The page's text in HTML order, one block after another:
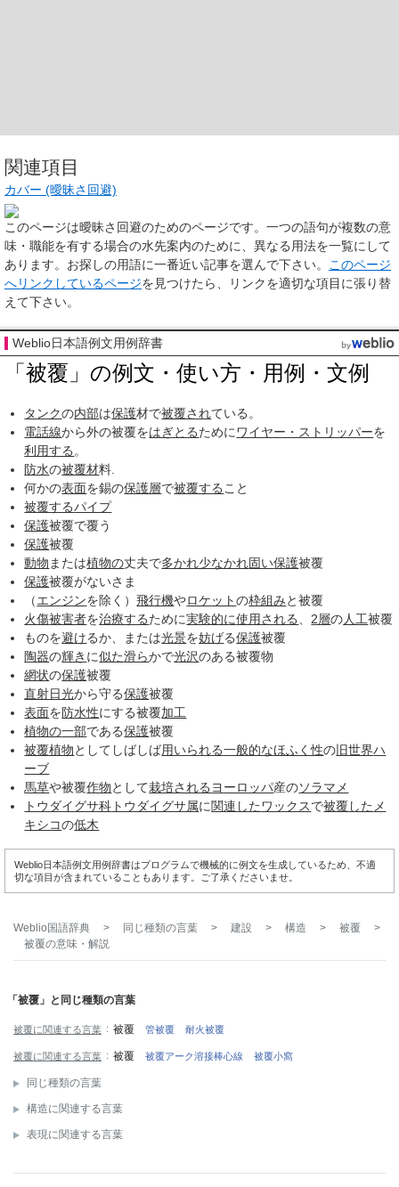
関連項目
カバー (曖昧さ回避)
このページは曖昧さ回避のためのページです。一つの語句が複数の意
味・職能を有する場合の水先案内のために、異なる用法を一覧にして
あります。お探しの用語に一番近い記事を選んで下さい。
このページ
へリンクしているページを見つけたら、リンクを適切な項目に張り替
えて下さい。
Weblio日本語例文用例辞書
「被覆」の例文・使い方・用例・文例
タンクの内部は保護材で被覆されている。
電話線から外の被覆をはぎとるために ワイヤー・ストリッパーを
利用する 。
防水の被覆材料.
何かの表面を錫の保護層で被覆する こと
被覆するパイプ
保護被覆で覆う
保護被覆
動物 または植物の丈夫で多かれ少なかれ固い保護被覆
保護被覆がないさま
（エンジンを除く）飛行機やロケットの枠組みと被覆
火傷被害者を治療するために実験的に使用される 2層の人工被覆
ものを避けるか、または光景を妨げる保護被覆
陶器の輝き に似た滑らかで光沢のある被覆物
網状の保護被覆
直射日光から守る保護被覆
表面を防水性にする被覆加工
植物の一部である保護被覆
被覆植物としてしばしば用いられる一般的なほふく性の旧世界ハ
ーブ
馬草や被覆作物として栽培される ヨーロッパ産のソラマメ
トウダイグサ科 トウダイグサ属に関連した ワックスで被覆した メ
キシコの低木
Weblio日本語例文用例辞書はプログラムで機械的に例文を生成しているため、不適
切な項目が含まれていることもあります。ご了承くださいませ。
Weblio国語辞典 > 同じ種類の言葉 > 建設 > 構造 > 被覆
>
被覆の意味・解説
「被覆」と同じ種類の言葉
被覆に関連する言葉 被覆 管被覆 耐火被覆
被覆に関連する言葉 被覆 被覆アーク溶接棒心線 被覆小窩
同じ種類の言葉
構造に関連する言葉
表現に関連する言葉